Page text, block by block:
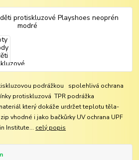
podrážkou spolehlivá ochrana
protiskluzová TPR podrážka
který dokáže urdržet teplotu těla-
vhodné i jako bačkůrky UV ochrana UPF
Institute... celý popis